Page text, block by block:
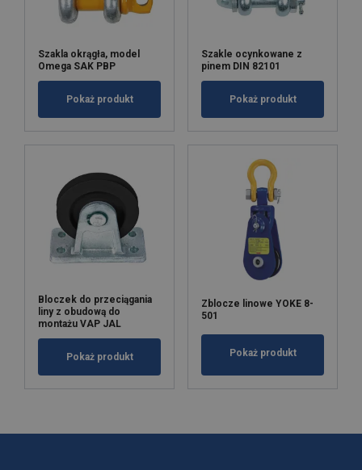
Szakla okrągła, model
Omega SAK PBP
Pokaż produkt
Szakle ocynkowane z
pinem DIN 82101
Pokaż produkt
Bloczek do przeciągania
liny z obudową do
montażu VAP JAL
Pokaż produkt
Zblocze linowe YOKE 8-
501
Pokaż produkt